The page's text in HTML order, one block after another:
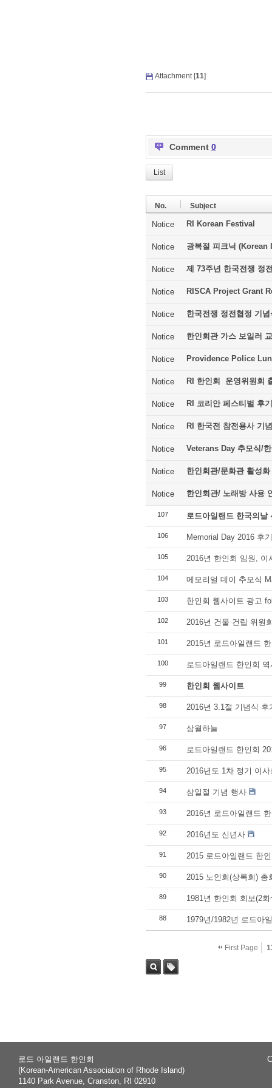
Attachment [11]
Comment 0
List
No. Subject
Notice RI Korean Festival
Notice 광복절 피크닉
Notice 제 73주년 한국전쟁 정
Notice RISCA Project Grant
Notice 한국전쟁 정전협정 기념
Notice 한인회관 가스 보일러
Notice Providence Police
Notice RI 한인회 운영위원회
Notice RI 코리안 페스티벌 후기
Notice RI 한국전 참전용사 기
Notice Veterans Day 추모식/
Notice 한인회관/문화관 활성화
Notice 한인회관/ 노래방 사용
107 로드아일랜드 한국의날
106 Memorial Day 2016 후기
105 2016년 한인회 임원,
104 메모리얼 데이 추모식
103 한인회 웹사이트 광고
102 2016년 건물 건립 위원
101 2015년 로드아일랜드
100 로드아일랜드 한인회 역
99 한인회 웹사이트
98 2016년 3.1절 기념식 후
97 삼월하늘
96 로드아일랜드 한인회
95 2016년도 1차 정기 이
94 삼일절 기념 행사
93 2016년 로드아일랜드
92 2016년도 신년사
91 2015 로드아일랜드 한
90 2015 노인회(상록회) 총
89 1981년 한인회 회보(2회
88 1979년/1982년 로드아
First Page
로드 아일랜드 한인회
(Korean-American Association of Rhode Island)
1140 Park Avenue, Cranston, RI 02910